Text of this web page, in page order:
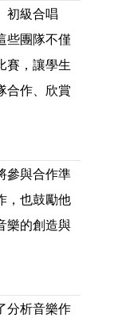
初級合唱
些團隊不僅
賽，讓學生
合作、欣賞
參與合作準
，也鼓勵他
樂的創造與
分析音樂作